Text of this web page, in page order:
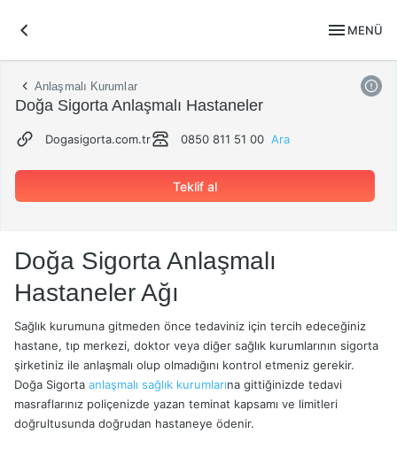
menu MENÜ
Anlaşmalı Kurumlar
Doğa Sigorta Anlaşmalı Hastaneler
Dogasigorta.com.tr 0850 811 51 00 Ara
Teklif al
Doğa Sigorta Anlaşmalı
Hastaneler Ağı
Sağlık kurumuna gitmeden önce tedaviniz için tercih edeceğiniz
hastane, tıp merkezi, doktor veya diğer sağlık kurumlarının sigorta
şirketiniz ile anlaşmalı olup olmadığını kontrol etmeniz gerekir.
Doğa Sigorta anlaşmalı sağlık kurumlarına gittiğinizde tedavi
masraflarınız poliçenizde yazan teminat kapsamı ve limitleri
doğrultusunda doğrudan hastaneye ödenir.